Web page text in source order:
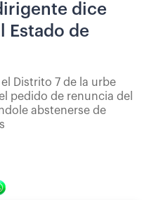
dice
Estado de
Distrito 7 de la urbe
pedido de renuncia del
abstenerse de